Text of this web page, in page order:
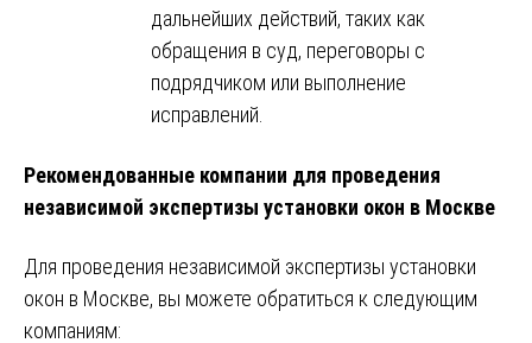
дальнейших действий, таких как
обращения в суд, переговоры с
подрядчиком или выполнение
исправлений.
Рекомендованные компании для проведения
независимой экспертизы установки окон в Москве
Для проведения независимой экспертизы установки
окон в Москве, вы можете обратиться к следующим
компаниям: